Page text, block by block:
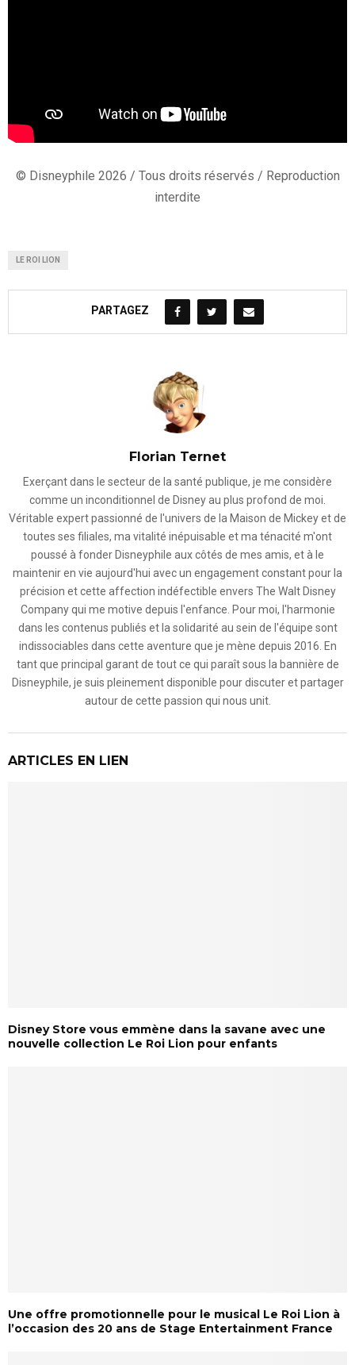
© Disneyphile 2026 / Tous droits réservés / Reproduction
interdite
LE ROI LION
PARTAGEZ
Florian Ternet
Exerçant dans le secteur de la santé publique, je me considère
comme un inconditionnel de Disney au plus profond de moi.
Véritable expert passionné de l'univers de la Maison de Mickey et de
toutes ses filiales, ma vitalité inépuisable et ma ténacité m'ont
poussé à fonder Disneyphile aux côtés de mes amis, et à le
maintenir en vie aujourd'hui avec un engagement constant pour la
précision et cette affection indéfectible envers The Walt Disney
Company qui me motive depuis l'enfance. Pour moi, l'harmonie
dans les contenus publiés et la solidarité au sein de l'équipe sont
indissociables dans cette aventure que je mène depuis 2016. En
tant que principal garant de tout ce qui paraît sous la bannière de
Disneyphile, je suis pleinement disponible pour discuter et partager
autour de cette passion qui nous unit.
ARTICLES EN LIEN
Disney Store vous emmène dans la savane avec une
nouvelle collection Le Roi Lion pour enfants
Une offre promotionnelle pour le musical Le Roi Lion à
l’occasion des 20 ans de Stage Entertainment France